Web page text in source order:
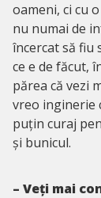
oameni, ci cu
nu numai de
încercat să fiu
ce e de făcut,
părea că vezi
vreo inginerie
puțin curaj
și bunicul.
– Veți mai